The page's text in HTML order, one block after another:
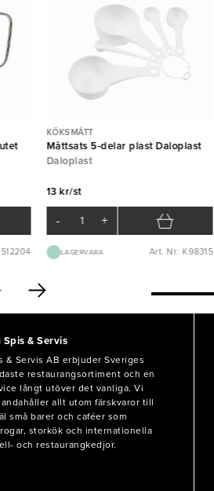
KÖKSMÅTT
Måttsats 5-delar plast Daloplast
Daloplast
13 kr/st
- +
LAGERVARA Art. Nr: K98315
Spis & Servis
& Servis AB erbjuder Sveriges
restaurangsortiment och en
långt utöver det vanliga. Vi
allt utom färskvaror till
små barer och caféer som
storkök och internationella
och restaurangkedjor.